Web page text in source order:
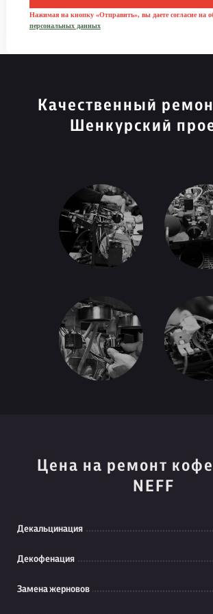
Нажимая на кнопку «Отправить», вы даете согласие на
персональных данных
Качественный
Шенкурский
Цена на ремонт
NEFF
Декальцинация
Декофенация
Замена жерновов